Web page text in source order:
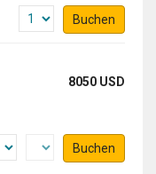
Buchen
8050 USD
Buchen